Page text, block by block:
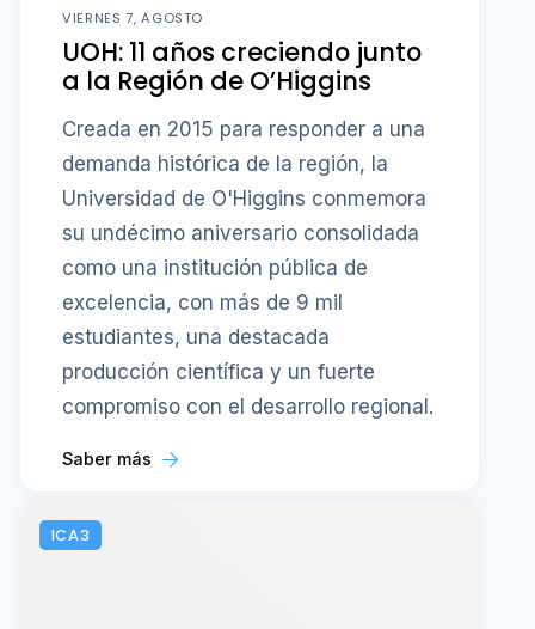
VIERNES 7, AGOSTO
UOH: 11 años creciendo junto
a la Región de O’Higgins
Creada en 2015 para responder a una
demanda histórica de la región, la
Universidad de O'Higgins conmemora
su undécimo aniversario consolidada
como una institución pública de
excelencia, con más de 9 mil
estudiantes, una destacada
producción científica y un fuerte
compromiso con el desarrollo regional.
Saber más
ICA3